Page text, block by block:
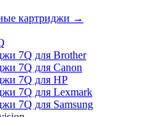
картриджи →
7Q для Brother
7Q для Canon
7Q для HP
7Q для Lexmark
7Q для Samsung